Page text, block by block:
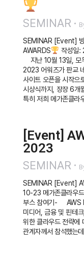
SEMINAR
SEMINAR [Event]
AWARDS
작성일
지난 10월 13일, 모
2023 어워즈가 판교
사이트 오픈을 시작으
시상식까지, 장장 6개
특히 저희 메가존클
[Event]
2023
SEMINAR
SEMINAR [Event]
10-23 메가존클라우
부스 참여기- AWS
미디어, 금융 및 핀테
위한 클라우드 전략에
관계자께서 참석했는